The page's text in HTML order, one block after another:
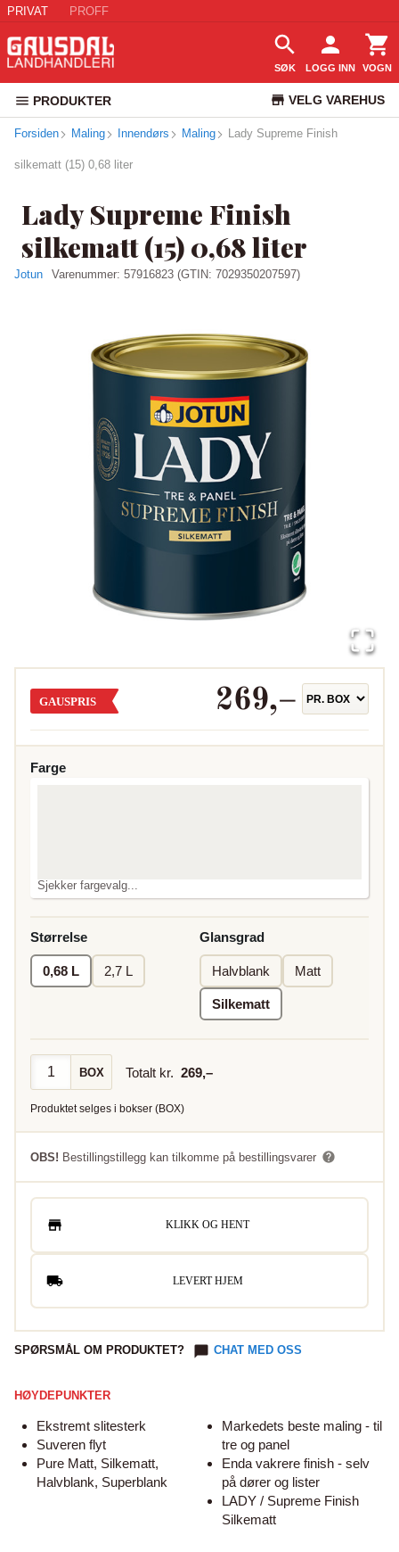
PRIVAT PROFF
SØK LOGG INN VOGN
PRODUKTER VELG VAREHUS
KUNDESERVICE
Forsiden Maling Innendørs Maling Lady Supreme Finish
silkematt (15) 0,68 liter
Lady Supreme Finish
silkematt (15) 0,68 liter
Jotun Varenummer: 57916823 (GTIN: 7029350207597)
GAUSPRIS 269,–
Farge
Sjekker fargevalg...
Størrelse
0,68 L 2,7 L
Glansgrad
Halvblank Matt
Silkematt
BOX Totalt kr. 269,–
Produktet selges i bokser (BOX)
OBS! Bestillingstillegg kan tilkomme på bestillingsvarer
KLIKK OG HENT
LEVERT HJEM
SPØRSMÅL OM PRODUKTET? CHAT MED OSS
HØYDEPUNKTER
Ekstremt slitesterk
Suveren flyt
Pure Matt, Silkematt,
Halvblank, Superblank
Markedets beste maling - til
tre og panel
Enda vakrere finish - selv
på dører og lister
LADY / Supreme Finish
Silkematt